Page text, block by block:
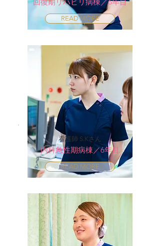
READ MORE
看護師 S.Kさん
内科急性期病棟／6年目
READ MORE